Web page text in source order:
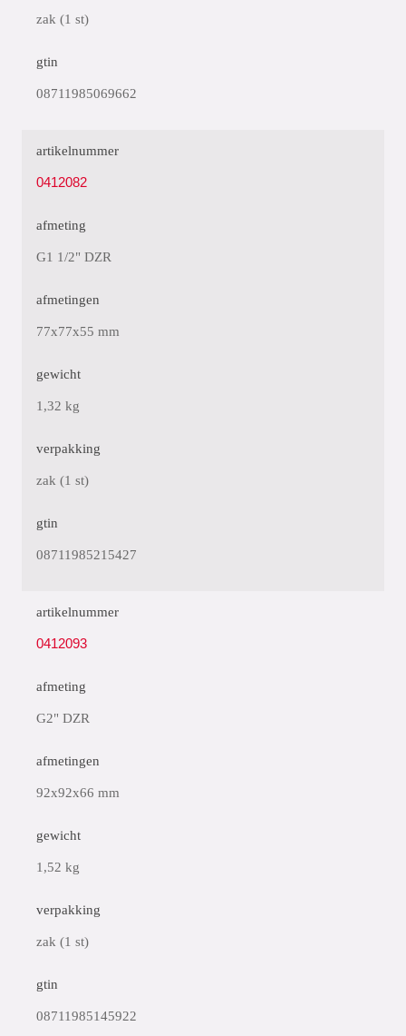
zak (1 st)
gtin
08711985069662
artikelnummer
0412082
afmeting
G1 1/2" DZR
afmetingen
77x77x55 mm
gewicht
1,32 kg
verpakking
zak (1 st)
gtin
08711985215427
artikelnummer
0412093
afmeting
G2" DZR
afmetingen
92x92x66 mm
gewicht
1,52 kg
verpakking
zak (1 st)
gtin
08711985145922